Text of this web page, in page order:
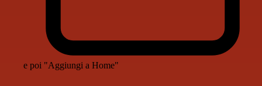
e poi "Aggiungi a Home"